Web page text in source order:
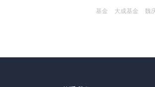
基金 大成基金 魏